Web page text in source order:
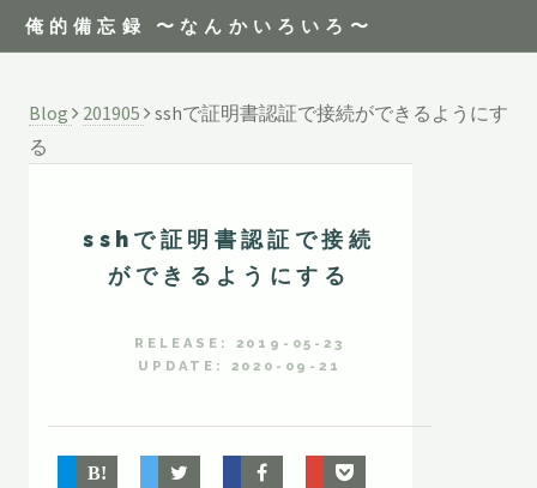
俺的備忘録 〜なんかいろいろ〜
Blog 201905
sshで証明書認証で接続ができるようにす
る
sshで証明書認証で接続
ができるようにする
RELEASE: 2019-05-23
UPDATE: 2020-09-21